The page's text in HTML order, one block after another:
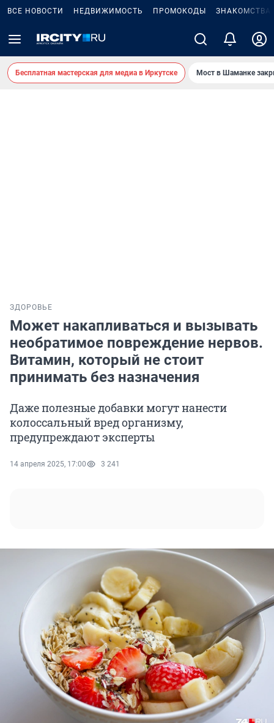
ВСЕ НОВОСТИ НЕДВИЖИМОСТЬ ПРОМОКОДЫ ЗНАКОМСТВА
Бесплатная мастерская для медиа в Иркутске Мост в Шаманке
ЗДОРОВЬЕ
Может накапливаться и вызывать
необратимое повреждение нервов.
Витамин, который не стоит
принимать без назначения
Даже полезные добавки могут нанести
колоссальный вред организму,
предупреждают эксперты
14 апреля 2025, 17:00 3 241